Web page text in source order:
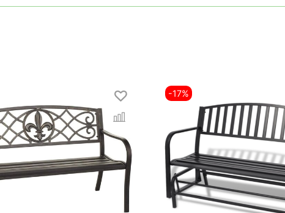
-17%